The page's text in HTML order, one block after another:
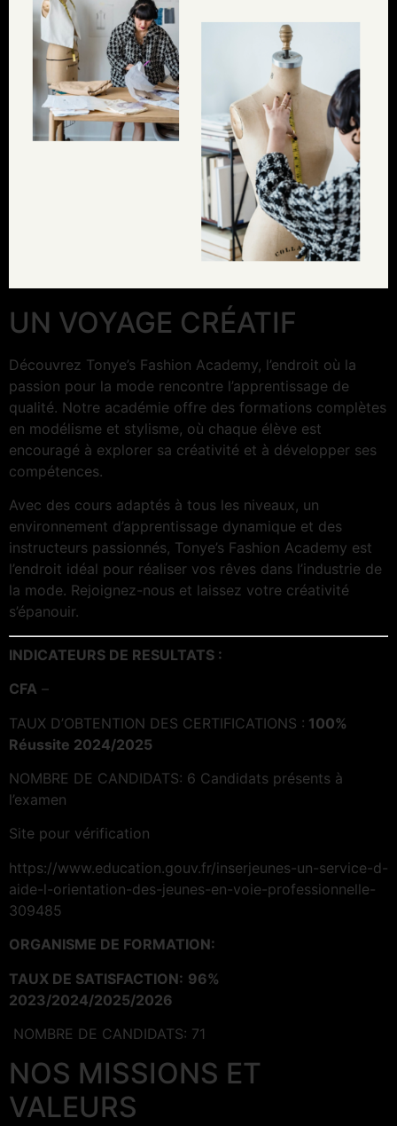
UN VOYAGE CRÉATIF
Découvrez Tonye’s Fashion Academy, l’endroit où la
passion pour la mode rencontre l’apprentissage de
qualité. Notre académie offre des formations complètes
en modélisme et stylisme, où chaque élève est
encouragé à explorer sa créativité et à développer ses
compétences.
Avec des cours adaptés à tous les niveaux, un
environnement d’apprentissage dynamique et des
instructeurs passionnés, Tonye’s Fashion Academy est
l’endroit idéal pour réaliser vos rêves dans l’industrie de
la mode. Rejoignez-nous et laissez votre créativité
s’épanouir.
INDICATEURS DE RESULTATS :
CFA –
TAUX D’OBTENTION DES CERTIFICATIONS : 100%
Réussite 2024/2025
NOMBRE DE CANDIDATS: 6 Candidats présents à
l’examen
Site pour vérification
https://www.education.gouv.fr/inserjeunes-un-service-d-
aide-l-orientation-des-jeunes-en-voie-professionnelle-
309485
ORGANISME DE FORMATION:
TAUX DE SATISFACTION: 96%
2023/2024/2025/2026
NOMBRE DE CANDIDATS: 71
NOS MISSIONS ET
VALEURS